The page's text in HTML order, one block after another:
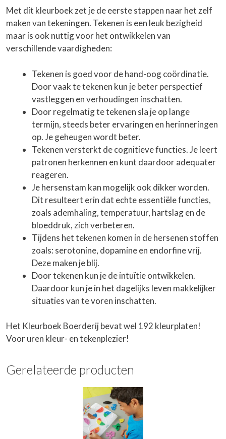
Met dit kleurboek zet je de eerste stappen naar het zelf
maken van tekeningen. Tekenen is een leuk bezigheid
maar is ook nuttig voor het ontwikkelen van
verschillende vaardigheden:
Tekenen is goed voor de hand-oog coördinatie.
Door vaak te tekenen kun je beter perspectief
vastleggen en verhoudingen inschatten.
Door regelmatig te tekenen sla je op lange
termijn, steeds beter ervaringen en herinneringen
op. Je geheugen wordt beter.
Tekenen versterkt de cognitieve functies. Je leert
patronen herkennen en kunt daardoor adequater
reageren.
Je hersenstam kan mogelijk ook dikker worden.
Dit resulteert erin dat echte essentiële functies,
zoals ademhaling, temperatuur, hartslag en de
bloeddruk, zich verbeteren.
Tijdens het tekenen komen in de hersenen stoffen
zoals: serotonine, dopamine en endorfine vrij.
Deze maken je blij.
Door tekenen kun je de intuïtie ontwikkelen.
Daardoor kun je in het dagelijks leven makkelijker
situaties van te voren inschatten.
Het Kleurboek Boerderij bevat wel 192 kleurplaten!
Voor uren kleur- en tekenplezier!
Gerelateerde producten